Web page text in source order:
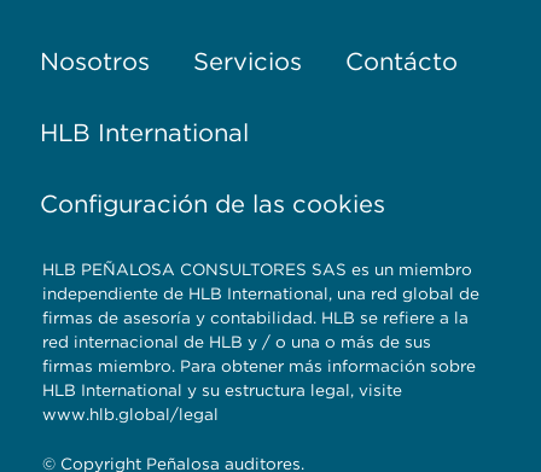
Nosotros Servicios Contácto
HLB International
Configuración de las cookies
HLB PEÑALOSA CONSULTORES SAS es un miembro
independiente de HLB International, una red global de
firmas de asesoría y contabilidad. HLB se refiere a la
red internacional de HLB y / o una o más de sus
firmas miembro. Para obtener más información sobre
HLB International y su estructura legal, visite
www.hlb.global/legal
© Copyright Peñalosa auditores.